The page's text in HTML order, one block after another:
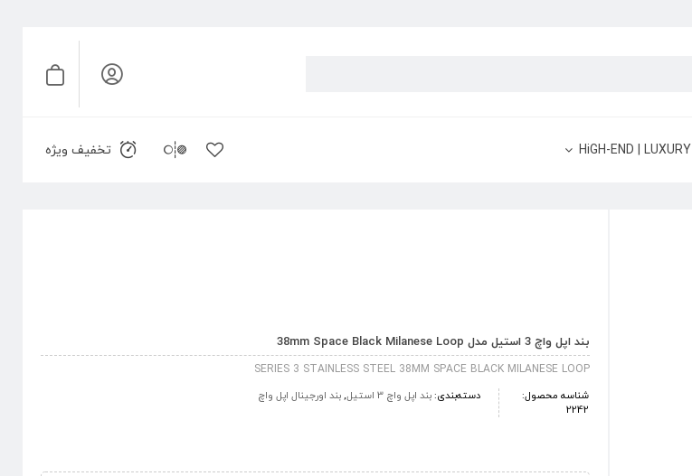
HiGH-END | LUXURY تخفیف ویژه
بند اپل واچ 3 استیل مدل 38mm Space Black Milanese Loop
SERIES 3 STAINLESS STEEL 38MM SPACE BLACK MILANESE LOOP
شناسه محصول:
2242
دسته‌بندی:بند اپل واچ 3 استیل ,بند اورجینال اپل واچ